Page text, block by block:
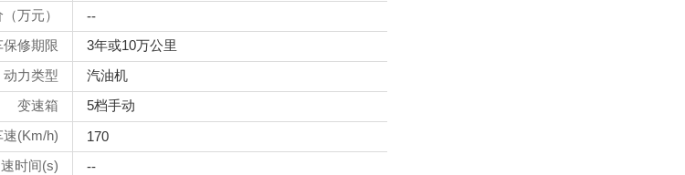
万元）
--
保修期限
3年或10万公里
动力类型
汽油机
变速箱
5档手动
速(Km/h)
170
时间(s)
--